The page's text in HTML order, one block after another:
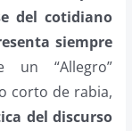
del cotidiano
siempre
“Allegro”
corto de rabia,
del discurso